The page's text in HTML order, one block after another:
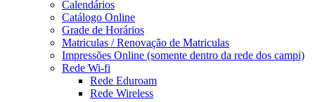
Calendários
Catálogo Online
Grade de Horários
Matriculas / Renovação de Matriculas
Impressões Online (somente dentro da rede dos campi)
Rede Wi-fi
Rede Eduroam
Rede Wireless